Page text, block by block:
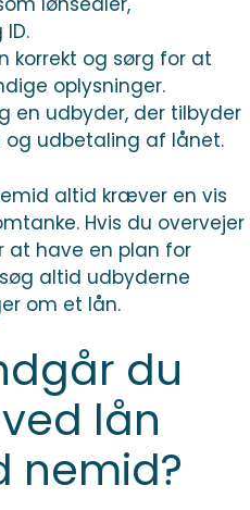
korrekt og sørg for at
oplysninger.
en udbyder, der tilbyder
og udbetaling af lånet.
altid kræver en vis
Hvis du overvejer
at have en plan for
altid udbyderne
om et lån.
du
lån
nemid?